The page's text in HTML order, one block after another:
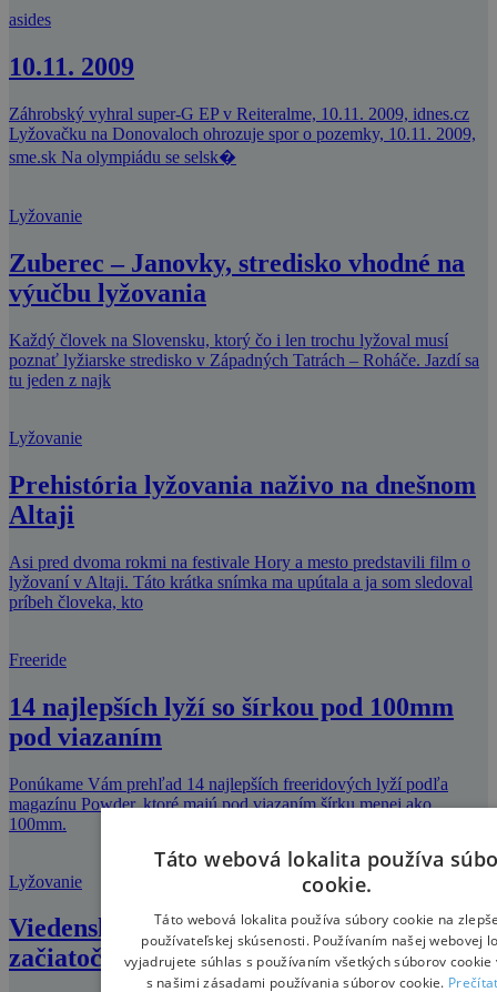
asides
10.11. 2009
Záhrobský vyhral super-G EP v Reiteralme, 10.11. 2009, idnes.cz
Lyžovačku na Donovaloch ohrozuje spor o pozemky, 10.11. 2009,
sme.sk Na olympiádu se selsk�
Lyžovanie
Zuberec – Janovky, stredisko vhodné na
výučbu lyžovania
Každý človek na Slovensku, ktorý čo i len trochu lyžoval musí
poznať lyžiarske stredisko v Západných Tatrách – Roháče. Jazdí sa
tu jeden z najk
Lyžovanie
Prehistória lyžovania naživo na dnešnom
Altaji
Asi pred dvoma rokmi na festivale Hory a mesto predstavili film o
lyžovaní v Altaji. Táto krátka snímka ma upútala a ja som sledoval
príbeh človeka, kto
Freeride
14 najlepších lyží so šírkou pod 100mm
pod viazaním
Ponúkame Vám prehľad 14 najlepších freeridových lyží podľa
magazínu Powder, ktoré majú pod viazaním šírku menej ako
100mm.
Lyžovanie
Viedenské Alpy – miesto kde sa zo
začiatočníkov stávajú profíci
Táto webová lokalita používa
cookie.
Táto webová lokalita používa súbory cookie na
používateľskej skúsenosti. Používaním našej webovej
vyjadrujete súhlas s používaním všetkých súborov cookie
s našimi zásadami používania súborov cookie.